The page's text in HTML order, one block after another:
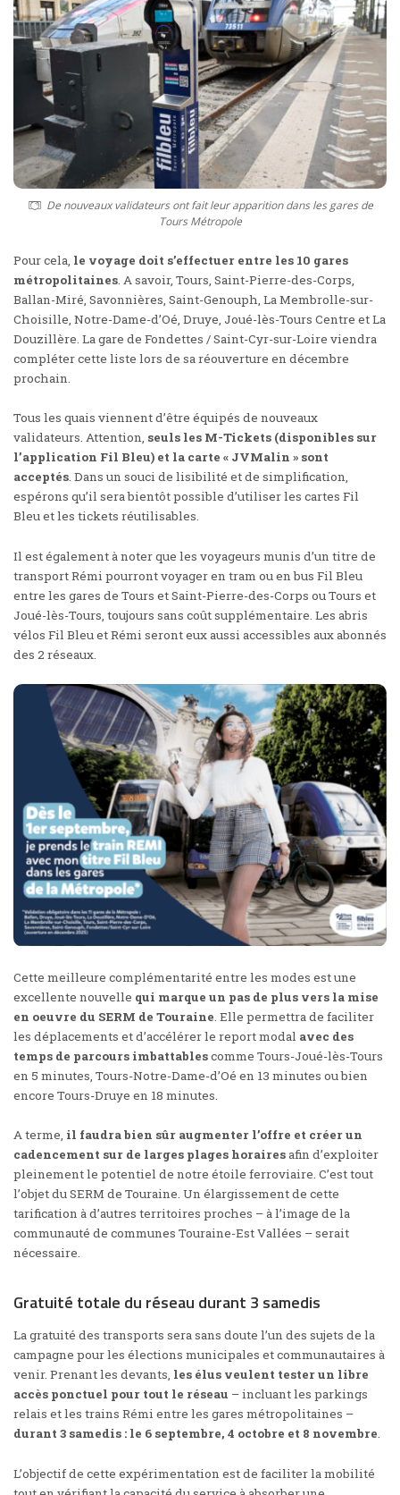
De nouveaux validateurs ont fait leur apparition dans les gares de
Tours Métropole
Pour cela, le voyage doit s’effectuer entre les 10 gares
métropolitaines. A savoir, Tours, Saint-Pierre-des-Corps,
Ballan-Miré, Savonnières, Saint-Genouph, La Membrolle-sur-
Choisille, Notre-Dame-d’Oé, Druye, Joué-lès-Tours Centre et La
Douzillère. La gare de Fondettes / Saint-Cyr-sur-Loire viendra
compléter cette liste lors de sa réouverture en décembre
prochain.
Tous les quais viennent d’être équipés de nouveaux
validateurs. Attention, seuls les M-Tickets (disponibles sur
l’application Fil Bleu) et la carte « JVMalin » sont
acceptés. Dans un souci de lisibilité et de simplification,
espérons qu’il sera bientôt possible d’utiliser les cartes Fil
Bleu et les tickets réutilisables.
Il est également à noter que les voyageurs munis d’un titre de
transport Rémi pourront voyager en tram ou en bus Fil Bleu
entre les gares de Tours et Saint-Pierre-des-Corps ou Tours et
Joué-lès-Tours, toujours sans coût supplémentaire. Les abris
vélos Fil Bleu et Rémi seront eux aussi accessibles aux abonnés
des 2 réseaux.
Cette meilleure complémentarité entre les modes est une
excellente nouvelle qui marque un pas de plus vers la mise
en oeuvre du SERM de Touraine. Elle permettra de faciliter
les déplacements et d’accélérer le report modal avec des
temps de parcours imbattablescomme Tours-Joué-lès-Tours
en 5 minutes, Tours-Notre-Dame-d’Oé en 13 minutes ou bien
encore Tours-Druye en 18 minutes.
A terme, il faudra bien sûr augmenter l’offre et créer un
cadencement sur de larges plages horairesafin d’exploiter
pleinement le potentiel de notre étoile ferroviaire. C’est tout
l’objet du SERM de Touraine. Un élargissement de cette
tarification à d’autres territoires proches – à l’image de la
communauté de communes Touraine-Est Vallées – serait
nécessaire.
Gratuité totale du réseau durant 3 samedis
La gratuité des transports sera sans doute l’un des sujets de la
campagne pour les élections municipales et communautaires à
venir. Prenant les devants, les élus veulent tester un libre
accès ponctuel pour tout le réseau – incluant les parkings
relais et les trains Rémi entre les gares métropolitaines –
durant 3 samedis : le 6 septembre, 4 octobre et 8 novembre.
L’objectif de cette expérimentation est de faciliter la mobilité